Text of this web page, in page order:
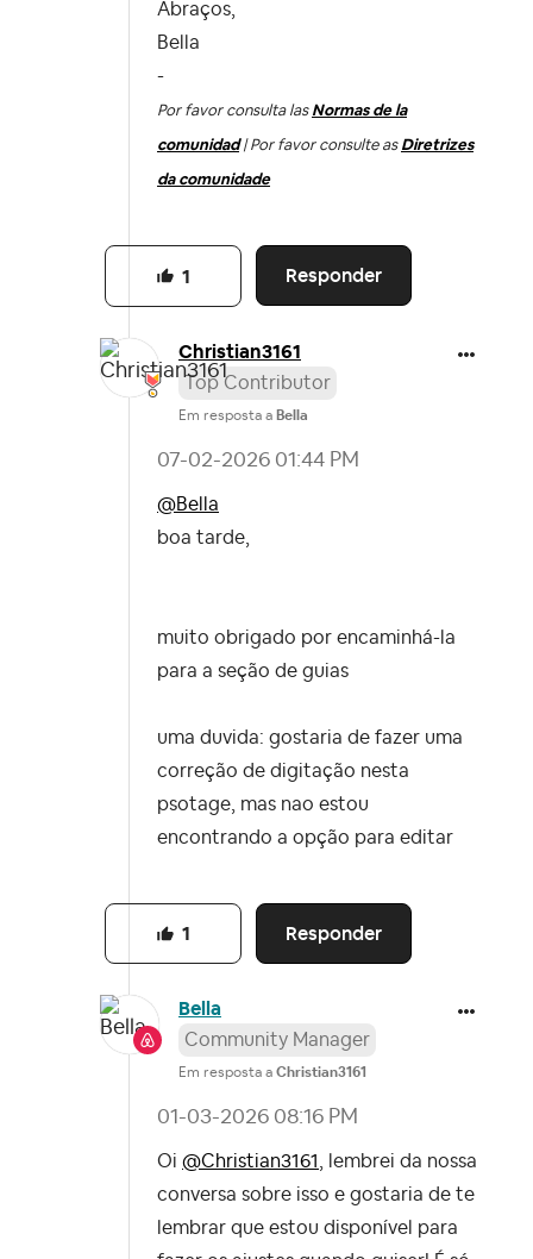
Abraços,
Bella
-
Por favor consulta las Normas de la
comunidad| Por favor consulte as Diretrizes
da comunidade
Responder
1
Christian3161
Top Contributor
Em resposta a Bella
‎07-02-2026 01:44 PM
@Bella
boa tarde,
muito obrigado por encaminhá-la
para a seção de guias
uma duvida: gostaria de fazer uma
correção de digitação nesta
psotage, mas nao estou
encontrando a opção para editar
Responder
1
Bella
Community Manager
Em resposta a Christian3161
‎01-03-2026 08:16 PM
Oi @Christian3161
, lembrei da nossa
conversa sobre isso e gostaria de te
lembrar que estou disponível para